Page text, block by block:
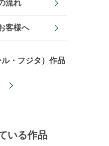
流れ
客様へ
・フジタ）作品
いる作品